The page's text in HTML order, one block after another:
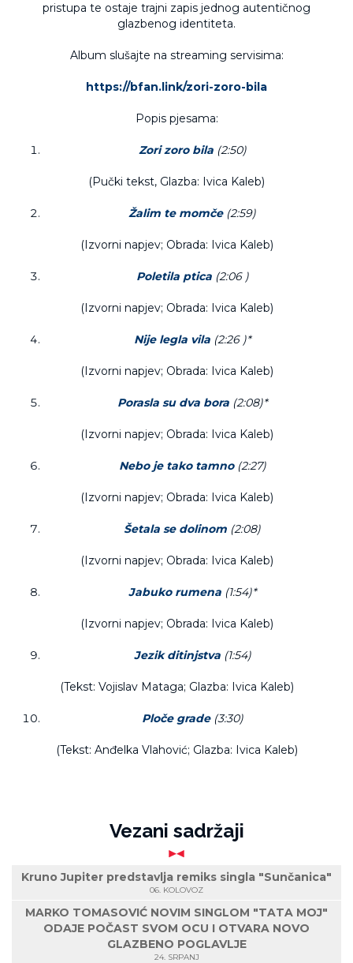
pristupa te ostaje trajni zapis jednog autentičnog
glazbenog identiteta.
Album slušajte na streaming servisima:
https://bfan.link/zori-zoro-bila
Popis pjesama:
Zori zoro bila (2:50)
(Pučki tekst, Glazba: Ivica Kaleb)
Žalim te momče (2:59)
(Izvorni napjev; Obrada: Ivica Kaleb)
Poletila ptica (2:06 )
(Izvorni napjev; Obrada: Ivica Kaleb)
Nije legla vila (2:26 )*
(Izvorni napjev; Obrada: Ivica Kaleb)
Porasla su dva bora (2:08)*
(Izvorni napjev; Obrada: Ivica Kaleb)
Nebo je tako tamno (2:27)
(Izvorni napjev; Obrada: Ivica Kaleb)
Šetala se dolinom (2:08)
(Izvorni napjev; Obrada: Ivica Kaleb)
Jabuko rumena (1:54)*
(Izvorni napjev; Obrada: Ivica Kaleb)
Jezik ditinjstva (1:54)
(Tekst: Vojislav Mataga; Glazba: Ivica Kaleb)
Ploče grade (3:30)
(Tekst: Anđelka Vlahović; Glazba: Ivica Kaleb)
Vezani sadržaji
Kruno Jupiter predstavlja remiks singla "Sunčanica"
06. KOLOVOZ
MARKO TOMASOVIĆ NOVIM SINGLOM "TATA MOJ"
ODAJE POČAST SVOM OCU I OTVARA NOVO
GLAZBENO POGLAVLJE
24. SRPANJ